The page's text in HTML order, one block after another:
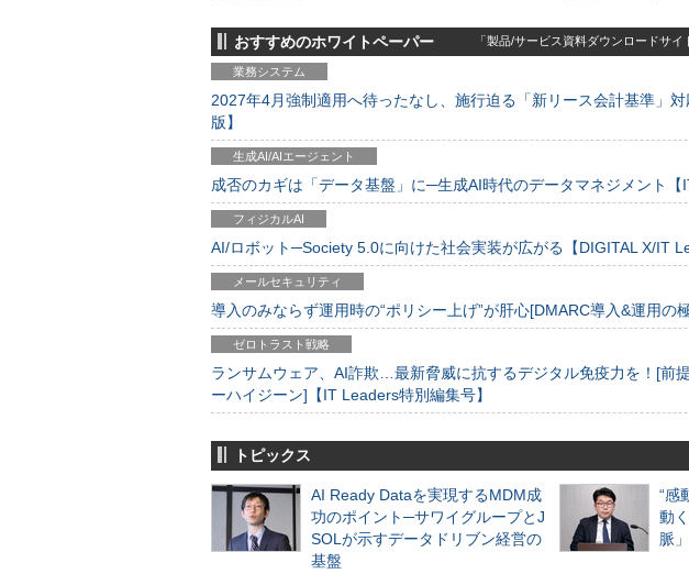
おすすめのホワイトペーパー 「製品/サービス資料ダウンロードサ
業務システム
2027年4月強制適用へ待ったなし、施行迫る「新リース会計基準」
版】
生成AI/AIエージェント
成否のカギは「データ基盤」に─生成AI時代のデータマネジメント【
フィジカルAI
AI/ロボット─Society 5.0に向けた社会実装が広がる【DIGITAL X/IT
メールセキュリティ
導入のみならず運用時の“ポリシー上げ”が肝心[DMARC導入&運用の
ゼロトラスト戦略
ランサムウェア、AI詐欺…最新脅威に抗するデジタル免疫力を！[前
ーハイジーン]【IT Leaders特別編集号】
トピックス
AI Ready Dataを実現するMDM成
功のポイント─サワイグループとJ
SOLが示すデータドリブン経営の
基盤
“感
動
脈